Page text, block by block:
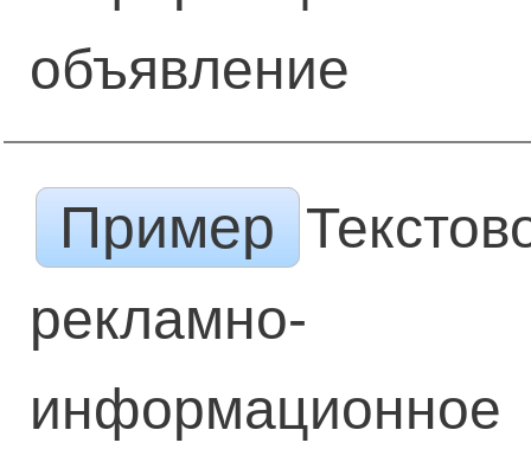
объявление
Пример
рекламно-
информационное